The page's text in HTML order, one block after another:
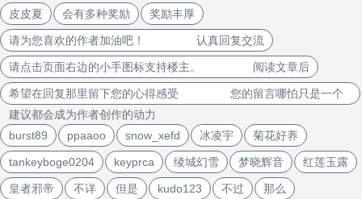
皮皮夏 会有多种奖励 奖励丰厚
请为您喜欢的作者加油吧！ 认真回复交流
请点击页面右边的小手图标支持楼主。 阅读文章后
希望在回复那里留下您的心得感受 您的留言哪怕只是一个
建议都会成为作者创作的动力
burst89
ppaaoo snow_xefd 冰凌宇 菊花好养
tankeyboge0204 keyprca 绫城幻雪 梦晓辉音 红莲玉露
皇者邪帝 不详 但是 kudo123 不过 那么